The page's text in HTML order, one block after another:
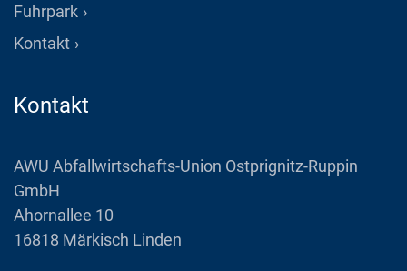
Fuhrpark
Kontakt
Kontakt
AWU Abfallwirtschafts-Union Ostprignitz-Ruppin
GmbH
Ahornallee 10
16818 Märkisch Linden